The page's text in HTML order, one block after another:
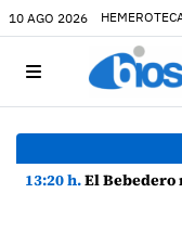
10 AGO 2026
13:20 h.El Bebedero reescribe